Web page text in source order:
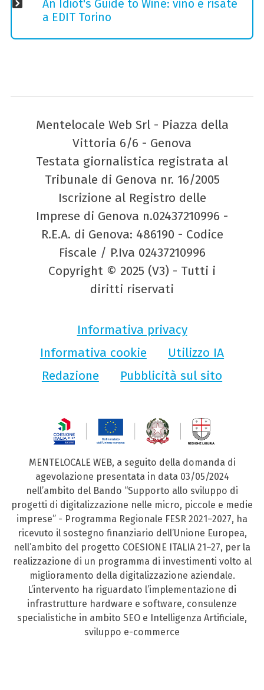
An Idiot's Guide to Wine: vino e risate
a EDIT Torino
Mentelocale Web Srl - Piazza della
Vittoria 6/6 - Genova
Testata giornalistica registrata al
Tribunale di Genova nr. 16/2005
Iscrizione al Registro delle
Imprese di Genova n.02437210996 -
R.E.A. di Genova: 486190 - Codice
Fiscale / P.Iva 02437210996
Copyright © 2025 (V3) - Tutti i
diritti riservati
Informativa privacy
Informativa cookie
Utilizzo IA
Redazione
Pubblicità sul sito
MENTELOCALE WEB, a seguito della domanda di
agevolazione presentata in data 03/05/2024
nell’ambito del Bando “Supporto allo sviluppo di
progetti di digitalizzazione nelle micro, piccole e medie
imprese” - Programma Regionale FESR 2021–2027, ha
ricevuto il sostegno finanziario dell’Unione Europea,
nell’ambito del progetto COESIONE ITALIA 21–27, per la
realizzazione di un programma di investimenti volto al
miglioramento della digitalizzazione aziendale.
L’intervento ha riguardato l’implementazione di
infrastrutture hardware e software, consulenze
specialistiche in ambito SEO e Intelligenza Artificiale,
sviluppo e-commerce